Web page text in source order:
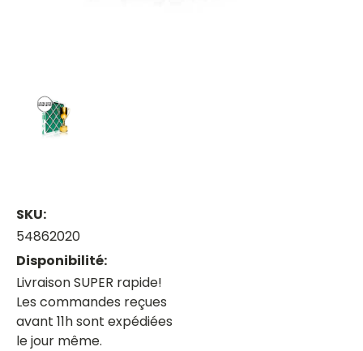
SKU:
54862020
Disponibilité:
Livraison SUPER rapide!
Les commandes reçues
avant 11h sont expédiées
le jour même.